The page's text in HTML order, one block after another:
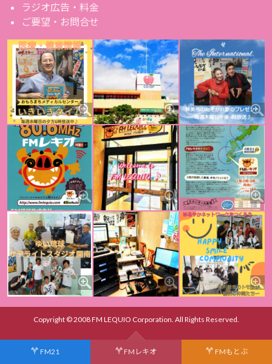
ラジオ広告・料金
ご要望・お問合せ
Copyright © 2008 FM LEQUIO Corporation. All Rights Reserved.
FM21 FMレキオ FMもとぶ